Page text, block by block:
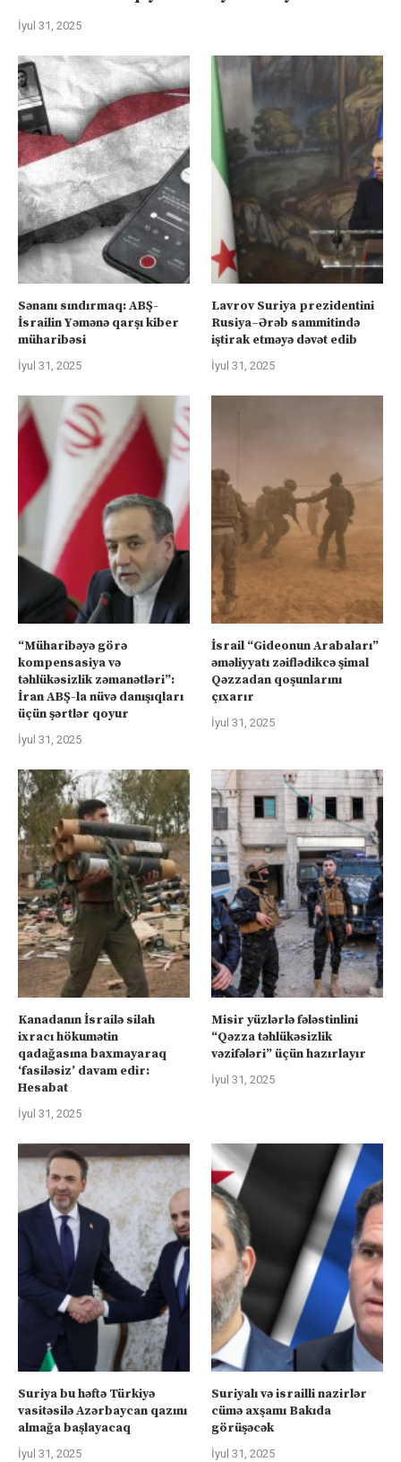
İyul 31, 2025
Sənanı sındırmaq: ABŞ-
İsrailin Yəmənə qarşı kiber
müharibəsi
İyul 31, 2025
Lavrov Suriya prezidentini
Rusiya–Ərəb sammitində
iştirak etməyə dəvət edib
İyul 31, 2025
“Müharibəyə görə
kompensasiya və
təhlükəsizlik zəmanətləri”:
İran ABŞ-la nüvə danışıqları
üçün şərtlər qoyur
İyul 31, 2025
İsrail “Gideonun Arabaları”
əməliyyatı zəiflədikcə şimal
Qəzzadan qoşunlarını
çıxarır
İyul 31, 2025
Kanadanın İsrailə silah
ixracı hökumətin
qadağasına baxmayaraq
‘fasiləsiz’ davam edir:
Hesabat
İyul 31, 2025
Misir yüzlərlə fələstinlini
“Qəzza təhlükəsizlik
vəzifələri” üçün hazırlayır
İyul 31, 2025
Suriya bu həftə Türkiyə
vasitəsilə Azərbaycan qazını
almağa başlayacaq
İyul 31, 2025
Suriyalı və israilli nazirlər
cümə axşamı Bakıda
görüşəcək
İyul 31, 2025